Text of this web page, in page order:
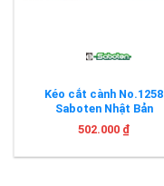
Kéo cắt cành No.1258
Saboten Nhật Bản
502.000 ₫